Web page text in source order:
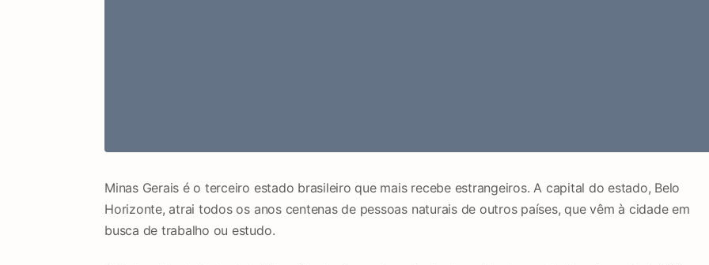
Minas Gerais é o terceiro estado brasileiro que mais recebe estrangeiros. A capital do estado, Belo
Horizonte, atrai todos os anos centenas de pessoas naturais de outros países, que vêm à cidade em
busca de trabalho ou estudo.